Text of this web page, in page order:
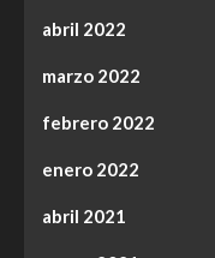
abril 2022
marzo 2022
febrero 2022
enero 2022
abril 2021